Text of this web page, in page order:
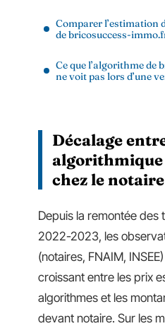
Comparer l’estimation
de bricosuccess-
Ce que l’algorithme de
ne voit pas lors d’une
Décalage
chez le notaire
Depuis la remontée des
2022-2023, les
(notaires, FNAIM,
croissant entre les prix
algorithmes et les
devant notaire. Sur les